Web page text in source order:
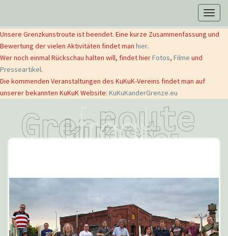
Unsere Grenzkunstroute ist beendet. Eine kurze Zusammenfassung und
Bewertung der vielen Aktivitäten findet man hier.
Wer noch einmal Rückschau halten will, findet hierFotos, Filme und
Presseartikel.
Die kommenden Veranstaltungen des KuKuK-Vereins findet man auf
unserer bekannten KuKuK Website: KuKuKanderGrenze.eu